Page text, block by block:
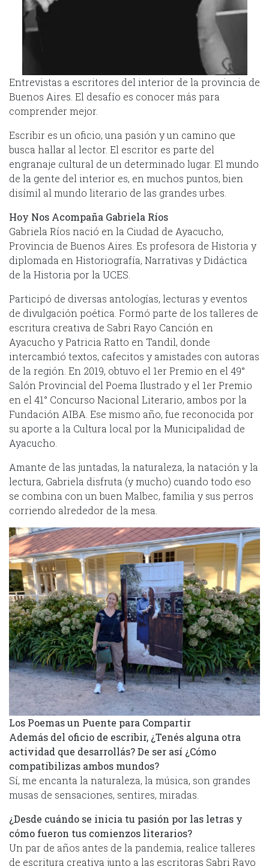
Entrevistas a escritores del interior de la provincia de
Buenos Aires. El desafío es conocer más para
comprender mejor.
Escribir es un oficio, una pasión y un camino que
busca hallar al lector. El escritor es parte del
engranaje cultural de un determinado lugar. El mundo
de la gente del interior es, en muchos puntos, bien
disímil al mundo literario de las grandes urbes.
Hoy Nos Acompaña Gabriela Ríos
Gabriela Ríos nació en la Ciudad de Ayacucho,
Provincia de Buenos Aires. Es profesora de Historia y
diplomada en Historiografía, Narrativas y Didáctica
de la Historia por la UCES.
Participó de diversas antologías, lecturas y eventos
de divulgación poética. Formó parte de los talleres de
escritura creativa de Sabri Rayo Canción en
Ayacucho y Patricia Ratto en Tandil, donde
intercambió textos, cafecitos y amistades con autoras
de la región. En 2019, obtuvo el 1er Premio en el 49°
Salón Provincial del Poema Ilustrado y el 1er Premio
en el 41° Concurso Nacional Literario, ambos por la
Fundación AIBA. Ese mismo año, fue reconocida por
su aporte a la Cultura local por la Municipalidad de
Ayacucho.
Amante de las juntadas, la naturaleza, la natación y la
lectura, Gabriela disfruta (y mucho) cuando todo eso
se combina con un buen Malbec, familia y sus perros
corriendo alrededor de la mesa.
Los Poemas un Puente para Compartir
Además del oficio de escribir, ¿Tenés alguna otra
actividad que desarrollás? De ser así ¿Cómo
compatibilizas ambos mundos?
Sí, me encanta la naturaleza, la música, son grandes
musas de sensaciones, sentires, miradas.
¿Desde cuándo se inicia tu pasión por las letras y
cómo fueron tus comienzos literarios?
Un par de años antes de la pandemia, realice talleres
de escritura creativa junto a las escritoras Sabri Rayo